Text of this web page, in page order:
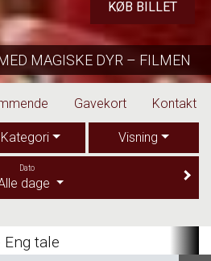
MAGISKE DYR – FILMEN
KØB BILLET
Gavekort Kontakt
Kategori Visning
Dato
dage
tale